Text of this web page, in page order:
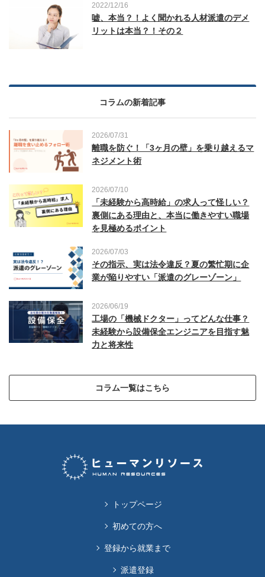
2022/12/16
嘘、本当？！よく聞かれる人材派遣のデメ
リットは本当？！その２
コラムの新着記事
2026/07/31
離職を防ぐ！「3ヶ月の壁」を乗り越えるマ
ネジメント術
2026/07/10
「未経験から高時給」の求人って怪しい？
裏側にある理由と、本当に働きやすい職場
を見極めるポイント
2026/07/03
その指示、実は法令違反？夏の繁忙期に企
業が陥りやすい「派遣のグレーゾーン」
2026/06/19
工場の「機械ドクター」ってどんな仕事？
未経験から設備保全エンジニアを目指す魅
力と将来性
コラム一覧はこちら
トップページ
初めての方へ
登録から就業まで
派遣登録